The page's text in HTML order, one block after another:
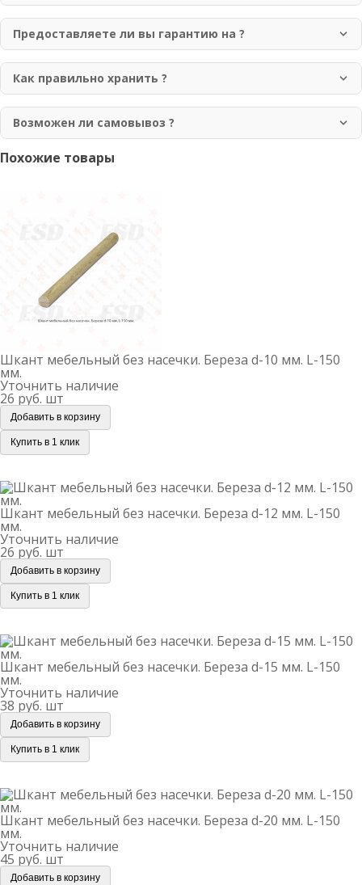
доставки может составлять до 7 рабочих дней.
Да, вы можете изменить заказ в течение 2 часов после
оформления. Для этого свяжитесь с нашим менеджером
по телефону +7 (499) 755-98-41.
Предоставляете ли вы гарантию на ?
Да, мы предоставляем гарантию 12 месяцев на всю
нашу продукцию. Гарантия покрывает
производственные дефекты и нарушения качества
материалов.
Как правильно хранить ?
Рекомендуется хранить в сухом, хорошо
проветриваемом помещении, защищенном от прямых
солнечных лучей и атмосферных осадков. Изделия
должны располагаться на ровной поверхности.
Возможен ли самовывоз ?
Москва, Новомосковский административный округ,
Похожие товары
Шкант мебельный без насечки. Береза d-10 мм. L-150
Шкант мебельный без насечки. Береза d-10 мм. L-150
мм.
Уточнить наличие
26 руб. шт
Добавить в корзину
Купить в 1 клик
Шкант мебельный без насечки. Береза d-12 мм. L-150
мм.
Уточнить наличие
26 руб. шт
Добавить в корзину
Купить в 1 клик
Шкант мебельный без насечки. Береза d-15 мм. L-150
мм.
Уточнить наличие
38 руб. шт
Добавить в корзину
Купить в 1 клик
Шкант мебельный без насечки. Береза d-20 мм. L-150
мм.
Уточнить наличие
45 руб. шт
Добавить в корзину